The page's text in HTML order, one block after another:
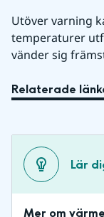
Utöver varning
temperaturer
vänder sig
Relaterade
Lär
Mer om